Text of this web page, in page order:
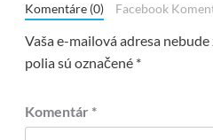
Komentáre (0) Facebook
Vaša e-mailová adresa nebude
polia sú označené *
Komentár *